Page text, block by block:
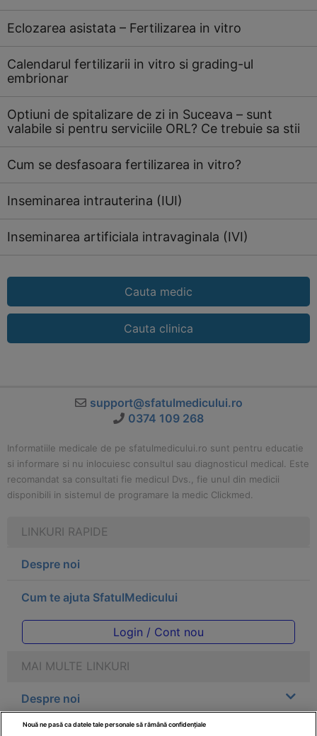
Eclozarea asistata – Fertilizarea in vitro
Calendarul fertilizarii in vitro si grading-ul
embrionar
Optiuni de spitalizare de zi in Suceava – sunt
valabile si pentru serviciile ORL? Ce trebuie sa stii
Cum se desfasoara fertilizarea in vitro?
Inseminarea intrauterina (IUI)
Inseminarea artificiala intravaginala (IVI)
Cauta medic
Cauta clinica
support@sfatulmedicului.ro
0374 109 268
Informatiile medicale de pe sfatulmedicului.ro sunt pentru educatie
si informare si nu inlocuiesc consultul sau diagnosticul medical. Este
recomandat sa consultati fie medicul Dvs., fie unul din medicii
disponibili in sistemul de programare la medic Clickmed.
LINKURI RAPIDE
Despre noi
Cum te ajuta SfatulMedicului
Login / Cont nou
MAI MULTE LINKURI
Despre noi
Legal
Nouă ne pasă ca datele tale personale să rămână confidențiale